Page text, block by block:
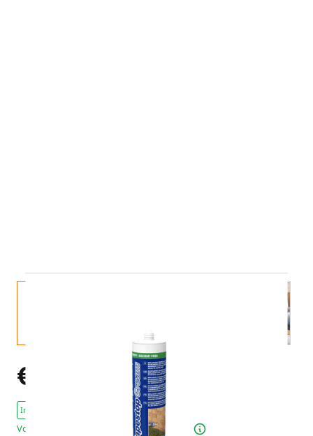
€ 19,19 Excl. BTW
In voorraad : 10 Stuks
Voor 23:59 besteld, maandag verzonden!